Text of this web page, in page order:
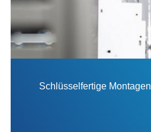
Schlüsselfertige Montagen